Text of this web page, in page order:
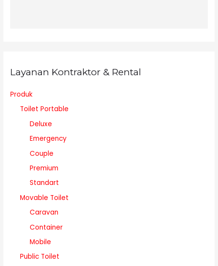
Layanan Kontraktor & Rental
Produk
Toilet Portable
Deluxe
Emergency
Couple
Premium
Standart
Movable Toilet
Caravan
Container
Mobile
Public Toilet